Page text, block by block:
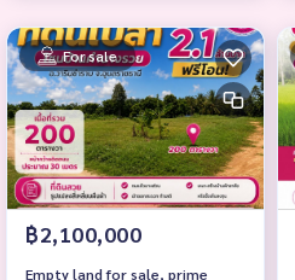
For sale
฿2,100,000
Empty land for sale, prime